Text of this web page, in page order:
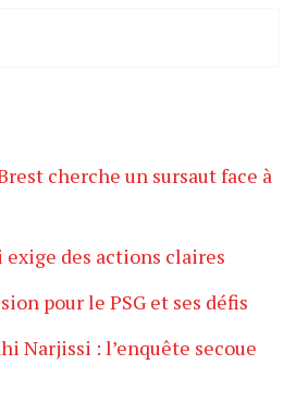
cherche un sursaut face à
des actions claires
pour le PSG et ses défis
Narjissi : l’enquête secoue